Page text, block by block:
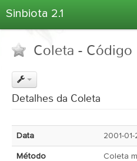
Sinbiota 2.1
Informações Ambientais
Coletas
Atlas 2.1
Coleta - Código
Detalhes da Coleta
Data 2001-01-
Método Coleta